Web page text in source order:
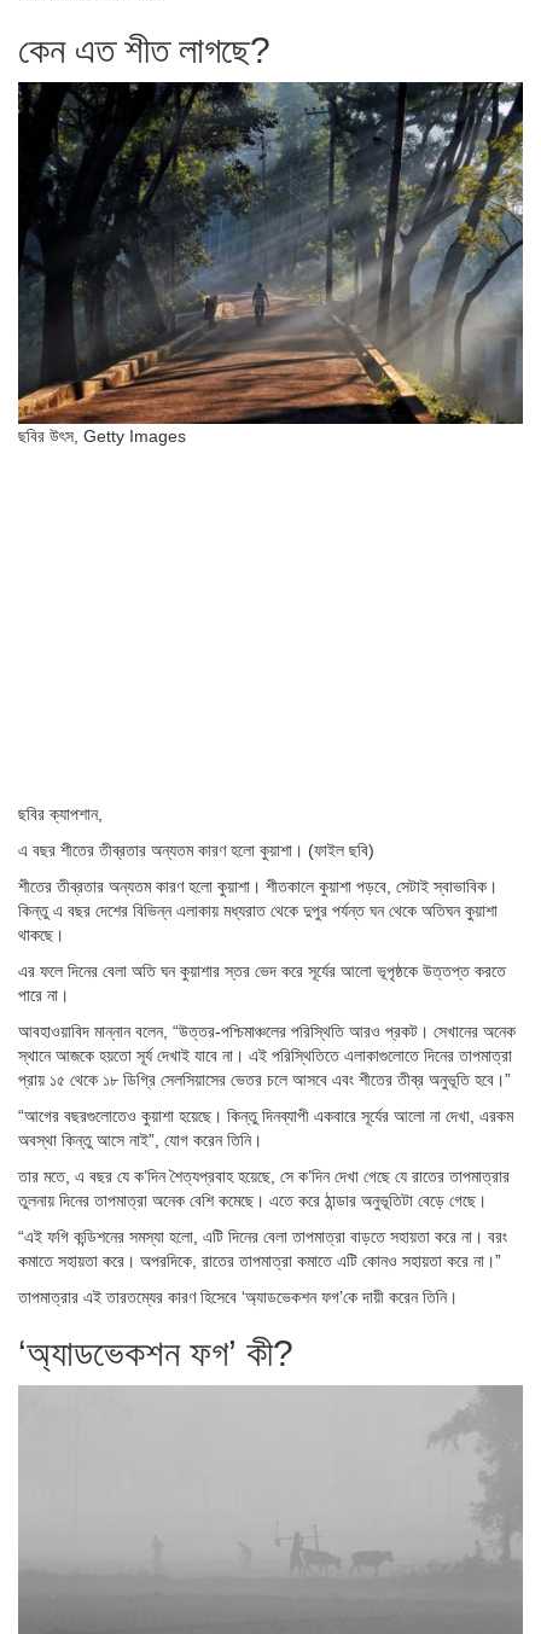
কেন এত শীত লাগছে?
ছবির উৎস, Getty Images
ছবির ক্যাপশান,
এ বছর শীতের তীব্রতার অন্যতম কারণ হলো কুয়াশা। (ফাইল ছবি)
শীতের তীব্রতার অন্যতম কারণ হলো কুয়াশা। শীতকালে কুয়াশা পড়বে, সেটাই স্বাভাবিক।
কিন্তু এ বছর দেশের বিভিন্ন এলাকায় মধ্যরাত থেকে দুপুর পর্যন্ত ঘন থেকে অতিঘন কুয়াশা
থাকছে।
এর ফলে দিনের বেলা অতি ঘন কুয়াশার স্তর ভেদ করে সূর্যের আলো ভূপৃষ্ঠকে উত্তপ্ত করতে
পারে না।
আবহাওয়াবিদ মান্নান বলেন, “উত্তর-পশ্চিমাঞ্চলের পরিস্থিতি আরও প্রকট। সেখানের অনেক
স্থানে আজকে হয়তো সূর্য দেখাই যাবে না। এই পরিস্থিতিতে এলাকাগুলোতে দিনের তাপমাত্রা
প্রায় ১৫ থেকে ১৮ ডিগ্রি সেলসিয়াসের ভেতর চলে আসবে এবং শীতের তীব্র অনুভূতি হবে।”
“আগের বছরগুলোতেও কুয়াশা হয়েছে। কিন্তু দিনব্যাপী একবারে সূর্যের আলো না দেখা, এরকম
অবস্থা কিন্তু আসে নাই”, যোগ করেন তিনি।
তার মতে, এ বছর যে ক’দিন শৈত্যপ্রবাহ হয়েছে, সে ক’দিন দেখা গেছে যে রাতের তাপমাত্রার
তুলনায় দিনের তাপমাত্রা অনেক বেশি কমেছে। এতে করে ঠান্ডার অনুভূতিটা বেড়ে গেছে।
“এই ফগি কন্ডিশনের সমস্যা হলো, এটি দিনের বেলা তাপমাত্রা বাড়তে সহায়তা করে না। বরং
কমাতে সহায়তা করে। অপরদিকে, রাতের তাপমাত্রা কমাতে এটি কোনও সহায়তা করে না।”
তাপমাত্রার এই তারতম্যের কারণ হিসেবে ‘অ্যাডভেকশন ফগ’কে দায়ী করেন তিনি।
‘অ্যাডভেকশন ফগ’ কী?